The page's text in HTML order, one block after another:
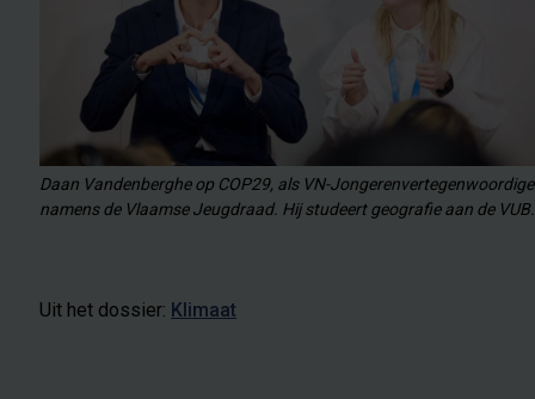
Daan Vandenberghe op COP29, als VN-
namens de Vlaamse Jeugdraad. Hij studeert geografie aan de VUB.
Uit het dossier: Klimaat